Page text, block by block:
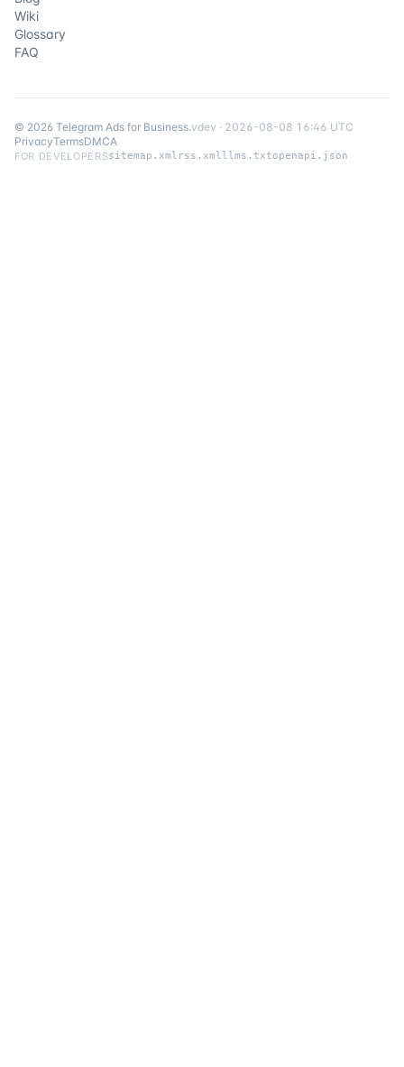
Wiki
Glossary
FAQ
© 2026 Telegram Ads for Business.vdev · 2026-08-08 16:46 UTC
PrivacyTermsDMCA
FOR DEVELOPERSsitemap.xml rss.xmlllms.txtopenapi.json